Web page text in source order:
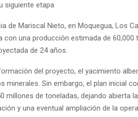
siguiente etapa
de Mariscal Nieto, en Moquegua, Los
con una producción estimada de
de 24 años.
del proyecto, el yacimiento
minerales. Sin embargo, el plan inicial
millones de toneladas, dejando abierta
y una eventual ampliación de la